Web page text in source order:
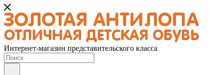
Интернет-магазин представительского класса